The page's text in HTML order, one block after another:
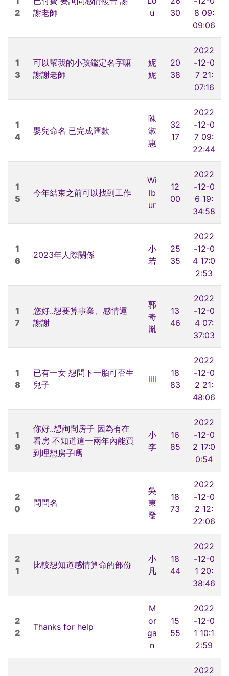
2
謝老師
u
30
8 09:
09:06
1
3
可以幫我的小孩鑑定名字嘛
謝謝老師
妮
妮
20
38
2022
-12-0
7 21:
07:16
1
4
嬰兒命名 已完成匯款
陳
淑
惠
32
17
2022
-12-0
7 09:
22:44
1
5
今年結束之前可以找到工作
Wi
lb
ur
12
00
2022
-12-0
6 19:
34:58
1
6
2023年人際關係
小
若
25
35
2022
-12-0
4 17:0
2:53
1
7
您好..想要算事業、感情運
謝謝
郭
奇
胤
13
46
2022
-12-0
4 07:
37:03
1
8
已有一女 想問下一胎可否生
兒子
lili
18
83
2022
-12-0
2 21:
48:06
1
9
你好..想詢問房子 因為有在
看房 不知道這一兩年內能買
到理想房子嗎
小
李
16
85
2022
-12-0
2 17:0
0:54
2
0
問問名
吳
東
發
18
73
2022
-12-0
2 12:
22:06
2
1
比較想知道感情算命的部份
小
凡
18
44
2022
-12-0
1 20:
38:46
2
2
Thanks for help
M
or
ga
n
15
55
2022
-12-0
1 10:1
2:59
2022